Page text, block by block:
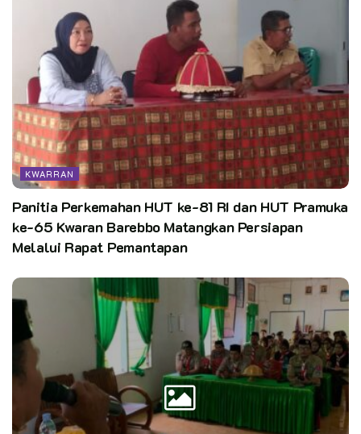
KWARRAN
Panitia Perkemahan HUT ke-81 RI dan HUT Pramuka
ke-65 Kwaran Barebbo Matangkan Persiapan
Melalui Rapat Pemantapan